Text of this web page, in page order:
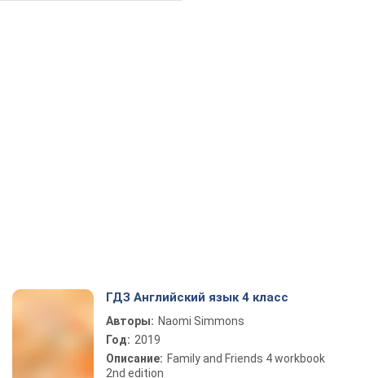
ГДЗ Английский язык 4 класс
Авторы: Naomi Simmons
Год: 2019
Описание: Family and Friends 4 workbook
2nd edition